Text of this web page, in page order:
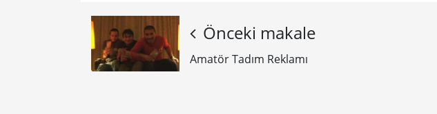
Önceki makale
Amatör Tadım Reklamı